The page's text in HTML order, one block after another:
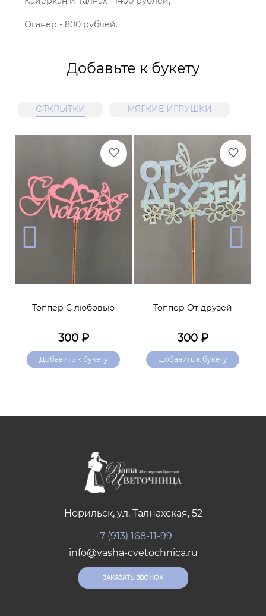
Оганер - 800 рублей.
Добавьте к букету
ОТКРЫТКИ МЯГКИЕ ИГРУШКИ
Топпер С любовью
300₽
Добавить к букету
Топпер От друзей
300₽
Добавить к букету
Норильск, ул. Талнахская, 52
+7 (913) 168-11-99
info@vasha-cvetochnica.ru
ЗАКАЗАТЬ ЗВОНОК